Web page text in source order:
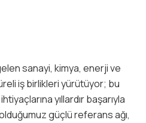
sanayi, kimya, enerji ve
iş birlikleri yürütüyor; bu
yıllardır başarıyla
güçlü referans ağı,